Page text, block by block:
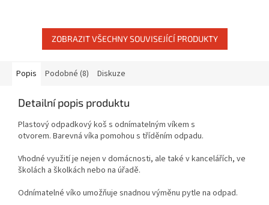
ZOBRAZIT VŠECHNY SOUVISEJÍCÍ PRODUKTY
Popis Podobné (8) Diskuze
Detailní popis produktu
Plastový odpadkový koš s odnímatelným víkem s
otvorem. Barevná víka pomohou s tříděním odpadu.
Vhodné využití je nejen v domácnosti, ale také v kancelářích, ve
školách a školkách nebo na úřadě.
Odnímatelné víko umožňuje snadnou výměnu pytle na odpad.